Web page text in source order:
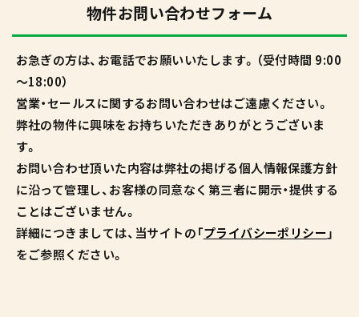
物件お問い合わせフォーム
お急ぎの方は、お電話でお願いいたします。（受付時間 9:00
～18:00）
営業・セールスに関するお問い合わせはご遠慮ください。
弊社の物件に興味をお持ちいただきありがとうございま
す。
お問い合わせ頂いた内容は弊社の掲げる個人情報保護方針
に沿って管理し、お客様の同意なく第三者に開示・提供する
ことはございません。
詳細につきましては、当サイトの「プライバシーポリシー」
をご参照ください。